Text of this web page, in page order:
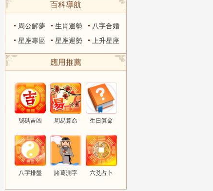
百科導航
周公解夢 生肖運勢
八字合婚
星座專區
星座運勢 上升星座
應用推薦
號碼吉凶 周易算命 生日算命
八字排盤 諸葛測字 六爻占卜